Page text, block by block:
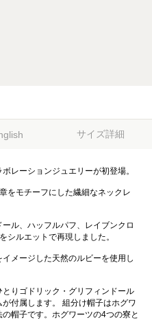
サイズ詳細
レーションジュエリーが初登場。
をモチーフにした繊細なネックレ
ル、ハッフルパフ、レイブンクロ
シルエットで再現しました。
メージした天然のルビーを使用し
りゴドリック・グリフィンドール
付属します。 組分け帽子はホグワ
帽子です。ホグワーツの4つの寮と